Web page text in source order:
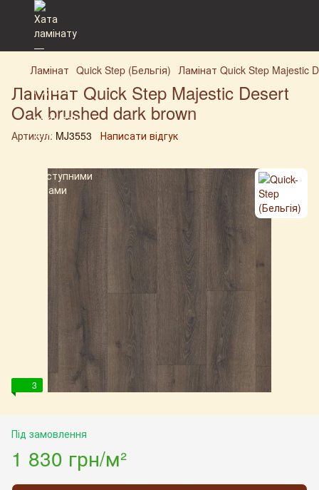
Ламінат Quick Step (Бельгія) Ламінат Quick Step Majestic
Ламінат Quick Step Majestic Desert
Oak brushed dark brown
Артикул: MJ3553 Написати відгук
3
Під замовлення
1 830 грн/м²